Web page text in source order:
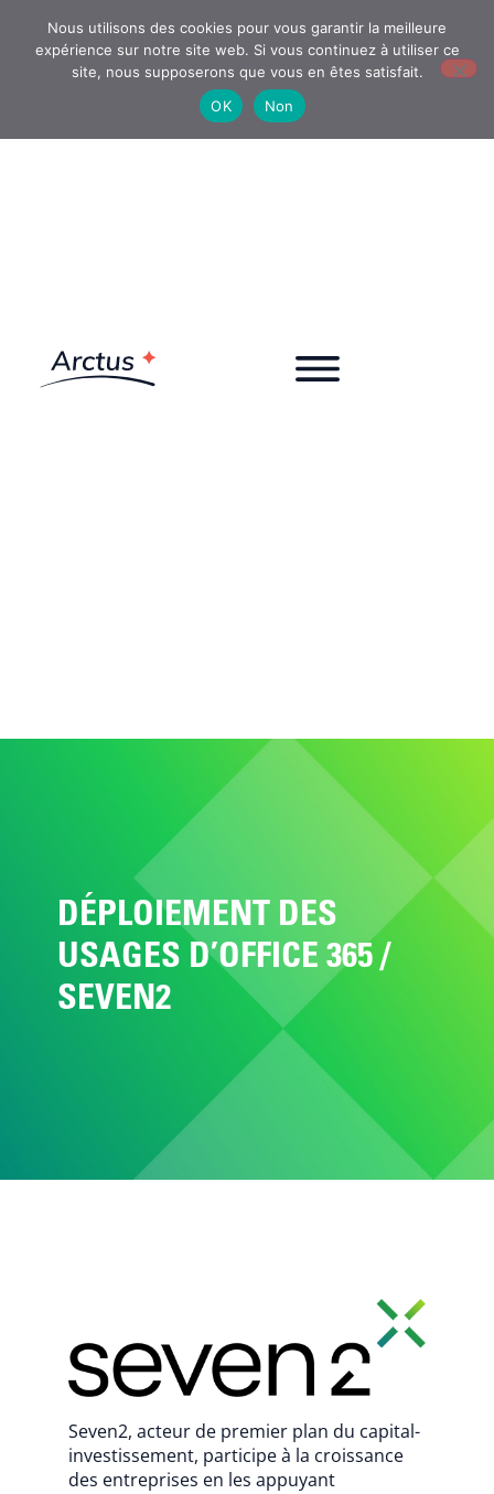
DÉPLOIEMENT DES
USAGES D’OFFICE 365 /
SEVEN2
Seven2, acteur de premier plan du capital-
investissement, participe à la croissance
des entreprises en les appuyant
Nous utilisons des cookies pour vous garantir la meilleure
expérience sur notre site web. Si vous continuez à utiliser ce
site, nous supposerons que vous en êtes satisfait.
OK
Non